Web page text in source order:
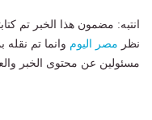
انتبه: مضمون هذا الخبر تم
نظر مصر اليوم وانما تم
مسئولين عن محتوى الخبر